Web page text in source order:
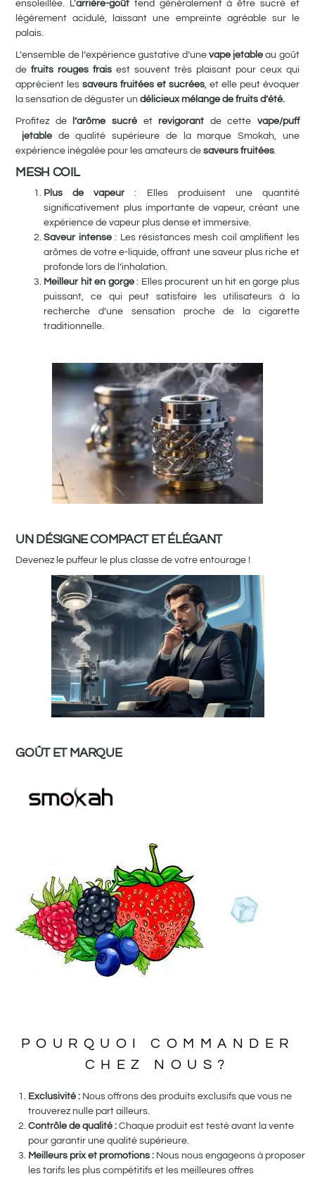
ensoleillée. L’arrière-goût tend généralement à être sucré et
légèrement acidulé, laissant une empreinte agréable sur le
palais.
L’ensemble de l’expérience gustative d’une vape jetable au goût
de fruits rouges frais est souvent très plaisant pour ceux qui
apprécient lessaveurs fruitées et sucrées, et elle peut évoquer
la sensation de déguster undélicieux mélange de fruits d’été.
Profitez del’arôme sucréet revigorant de cette vape/puff
jetable de qualité supérieure de la marque Smokah, une
expérience inégalée pour les amateurs de saveurs fruitées
MESH COIL
Plus de vapeur: Elles produisent une quantité
significativement plus importante de vapeur, créant une
expérience de vapeur plus dense et immersive.
Saveur intense: Les résistances mesh coil amplifient les
arômes de votre e-liquide, offrant une saveur plus riche et
profonde lors de l’inhalation.
Meilleur hit en gorge: Elles procurent un hit en gorge plus
puissant, ce qui peut satisfaire les utilisateurs à la
recherche d’une sensation proche de la cigarette
traditionnelle.
UN DÉSIGNE COMPACT ET ÉLÉGANT
Devenez le puffeur le plus classe de votre entourage !
GOÛT ET MARQUE
POURQUOI COMMANDER
CHEZ NOUS?
Exclusivité : Nous offrons des produits exclusifs que vous ne
trouverez nulle part ailleurs.
Contrôle de qualité : Chaque produit est testé avant la vente
pour garantir une qualité supérieure.
Meilleurs prix et promotions : Nous nous engageons à proposer
les tarifs les plus compétitifs et les meilleures offres